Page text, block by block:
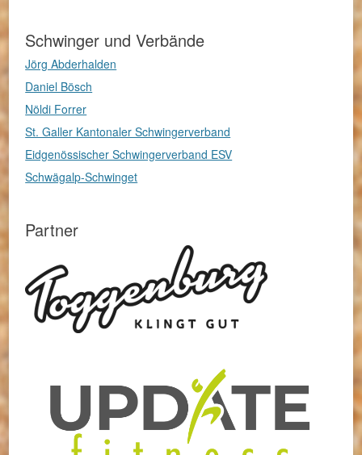
Schwinger und Verbände
Jörg Abderhalden
Daniel Bösch
Nöldi Forrer
St. Galler Kantonaler Schwingerverband
Eidgenössischer Schwingerverband ESV
Schwägalp-Schwinget
Partner